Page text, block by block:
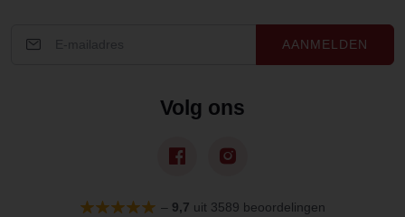
AANMELDEN
Volg ons
– 9,7 uit 3589 beoordelingen